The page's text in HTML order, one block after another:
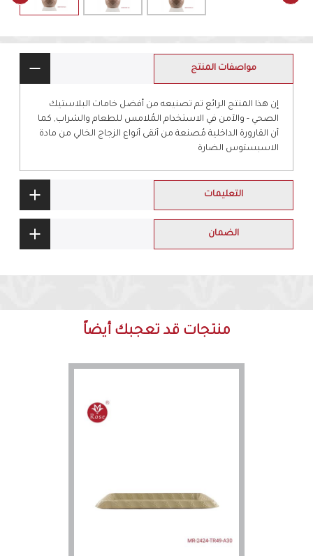
مواصفات المنتج
إن هذا المنتج الرائع تم تصنيعه من أفضل خامات البلاستيك
الصحي - والآمن في الاستخدام المُلامس للطعام والشراب, كما
أن القارورة الداخلية مُصنعة من أنقى أنواع الزجاج الخالي من مادة
الاسبستوس الضارة
التعليمات
الضمان
منتجات قد تعجبك أيضاً